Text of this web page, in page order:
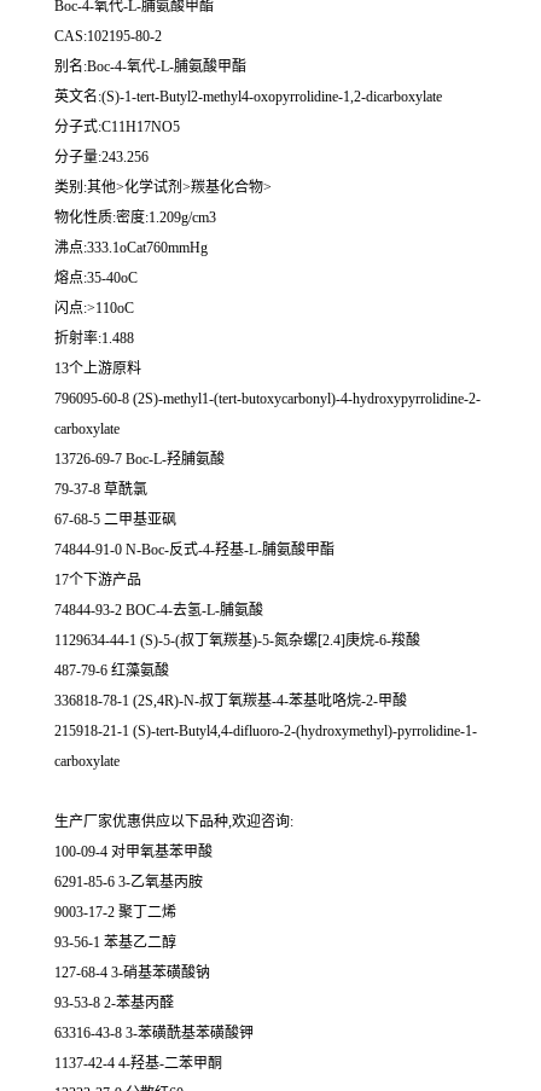
Boc-4-氧代-L-脯氨酸甲酯
CAS:102195-80-2
别名:Boc-4-氧代-L-脯氨酸甲酯
英文名:(S)-1-tert-Butyl2-methyl4-oxopyrrolidine-1,2-dicarboxylate
分子式:C11H17NO5
分子量:243.256
类别:其他>化学试剂>羰基化合物>
物化性质:密度:1.209g/cm3
沸点:333.1oCat760mmHg
熔点:35-40oC
闪点:>110oC
折射率:1.488
13个上游原料
796095-60-8 (2S)-methyl1-(tert-butoxycarbonyl)-4-hydroxypyrrolidine-2-
carboxylate
13726-69-7 Boc-L-羟脯氨酸
79-37-8 草酰氯
67-68-5 二甲基亚砜
74844-91-0 N-Boc-反式-4-羟基-L-脯氨酸甲酯
17个下游产品
74844-93-2 BOC-4-去氢-L-脯氨酸
1129634-44-1 (S)-5-(叔丁氧羰基)-5-氮杂螺[2.4]庚烷-6-羧酸
487-79-6 红藻氨酸
336818-78-1 (2S,4R)-N-叔丁氧羰基-4-苯基吡咯烷-2-甲酸
215918-21-1 (S)-tert-Butyl4,4-difluoro-2-(hydroxymethyl)-pyrrolidine-1-
carboxylate
生产厂家优惠供应以下品种,欢迎咨询:
100-09-4 对甲氧基苯甲酸
6291-85-6 3-乙氧基丙胺
9003-17-2 聚丁二烯
93-56-1 苯基乙二醇
127-68-4 3-硝基苯磺酸钠
93-53-8 2-苯基丙醛
63316-43-8 3-苯磺酰基苯磺酸钾
1137-42-4 4-羟基-二苯甲酮